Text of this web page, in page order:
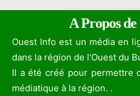
A Propos
Ouest Info est un média en
dans la région de l’Ouest du
Il a été créé pour permettre
médiatique à la région. .